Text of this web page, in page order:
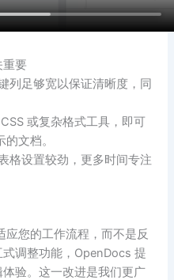
要
列足够宽以保证清晰度，同
或复杂格式工具，即可
文档。
格设置较劲，更多时间专注
应您的工作流程，而不是反
调整功能，OpenDocs 提
验。这一改进是我们更广